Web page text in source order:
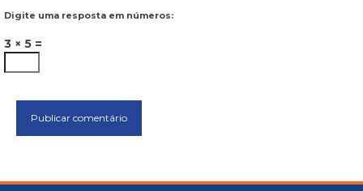
Digite uma resposta em números:
3 × 5 =